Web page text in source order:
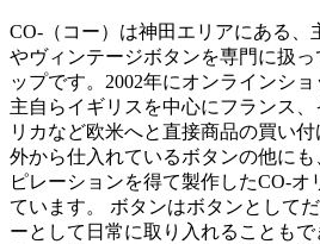
CO-（コー）は神田エリアにある、
やヴィンテージボタンを専門に扱
ップです。2002年にオンラインシ
主自らイギリスを中心にフランス
リカなど欧米へと直接商品の買い
外から仕入れているボタンの他に
ピレーションを得て製作したCO-オ
ています。 ボタンはボタンとして
ーとして日常に取り入れることも